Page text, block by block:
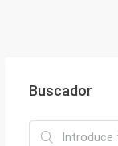
Buscador